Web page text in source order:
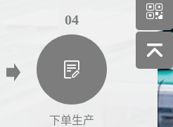
04
下单生产